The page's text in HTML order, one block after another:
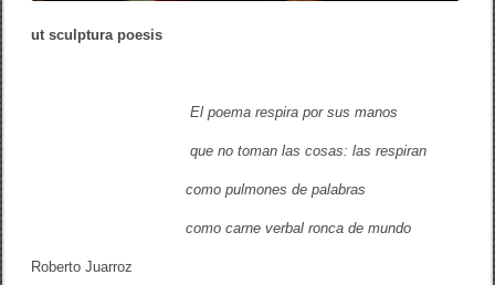
(
u
8
ut sculptura poesis
El poema respira por sus manos
que no toman las cosas: las respiran
como pulmones de palabras
como carne verbal ronca de mundo
Roberto Juarroz